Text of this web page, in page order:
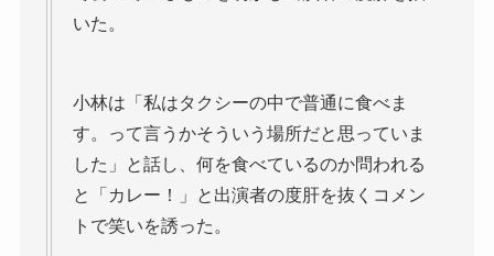
いた。
小林は「私はタクシーの中で普通に食べま
す。って言うかそういう場所だと思っていま
した」と話し、何を食べているのか問われる
と「カレー！」と出演者の度肝を抜くコメン
トで笑いを誘った。